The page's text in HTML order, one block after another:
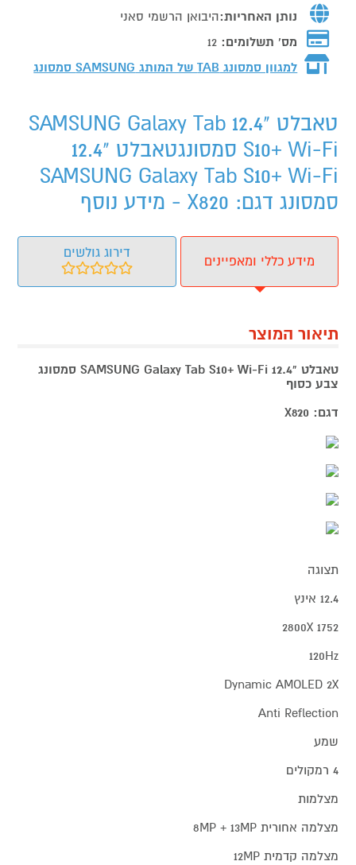
נותן האחריות:היבואן הרשמי סאני
מס' תשלומים: 12
למגוון סמסונג TAB של המותג
SAMSUNG סמסונג
טאבלט "12.4 SAMSUNG Galaxy Tab
S10+ Wi-Fi סמסונגטאבלט "12.4
SAMSUNG Galaxy Tab S10+ Wi-Fi
סמסונג דגם: X820 - מידע נוסף
מידע כללי ומאפיינים
דירוג גולשים
תיאור המוצר
טאבלט "12.4 SAMSUNG Galaxy Tab S10+ Wi-Fi סמסונג
צבע כסוף
דגם: X820
תצוגה
12.4 אינץ
1752 2800X
120Hz
Dynamic AMOLED 2X
Anti Reflection
שמע
4 רמקולים
מצלמות
מצלמה אחורית 8MP + 13MP
מצלמה קדמית 12MP